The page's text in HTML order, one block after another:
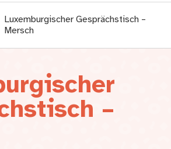
Luxemburgischer Gesprächstisch –
Mersch
–